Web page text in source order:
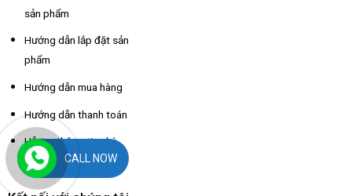
sản phẩm
Hướng dẫn lắp đặt sản
phẩm
Hướng dẫn mua hàng
Hướng dẫn thanh toán
Hỗ trợ thông tin nhà
xe các tỉnhCALL NOW